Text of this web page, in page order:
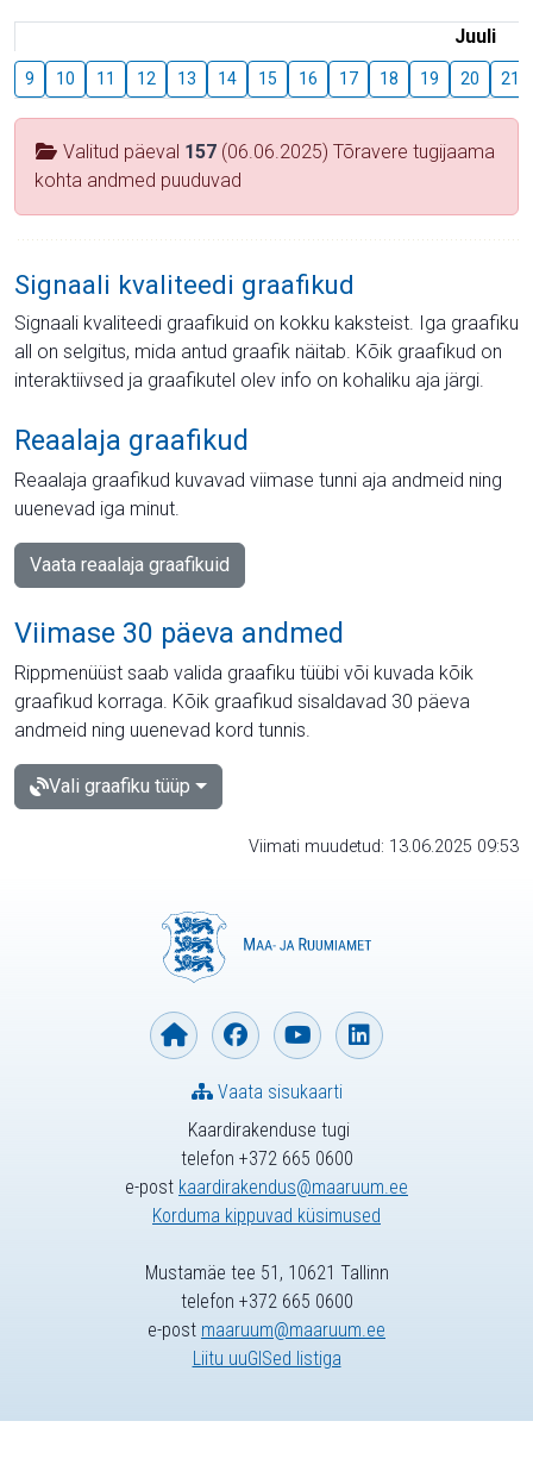
Juuli
9 10 11 12 13 14 15 16 17 18 19 20 21
Valitud päeval 157 (06.06.2025) Tõravere tugijaama
kohta andmed puuduvad
Signaali kvaliteedi graafikud
Signaali kvaliteedi graafikuid on kokku kaksteist. Iga graafiku
all on selgitus, mida antud graafik näitab. Kõik graafikud on
interaktiivsed ja graafikutel olev info on kohaliku aja järgi.
Reaalaja graafikud
Reaalaja graafikud kuvavad viimase tunni aja andmeid ning
uuenevad iga minut.
Vaata reaalaja graafikuid
Viimase 30 päeva andmed
Rippmenüüst saab valida graafiku tüübi või kuvada kõik
graafikud korraga. Kõik graafikud sisaldavad 30 päeva
andmeid ning uuenevad kord tunnis.
Vali graafiku tüüp
Viimati muudetud: 13.06.2025 09:53
Kaardirakenduse tugi
telefon +372 665 0600
e-post kaardirakendus@maaruum.ee
Korduma kippuvad küsimused
Vaata sisukaarti
Mustamäe tee 51, 10621 Tallinn
telefon +372 665 0600
e-post maaruum@maaruum.ee
Liitu uuGISed listiga